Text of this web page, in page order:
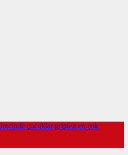
çocuklar gripten en çok